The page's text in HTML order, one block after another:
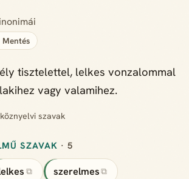
tisztelettel, lelkes vonzalommal
vagy valamihez.
szavak
SZAVAK · 5
⧉ szerelmes ⧉